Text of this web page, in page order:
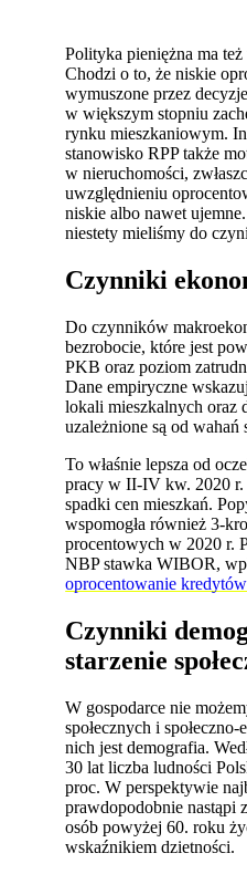
Polityka pieniężna ma
Chodzi o to, że niskie
wymuszone przez
w większym stopniu
rynku mieszkaniowym.
stanowisko RPP także
w nieruchomości,
uwzględnieniu
niskie albo nawet
niestety mieliśmy do
Czynniki
Do czynników
bezrobocie, które jest
PKB oraz poziom
Dane empiryczne
lokali mieszkalnych oraz
uzależnione są od wahań
To właśnie lepsza od
pracy w II-IV kw. 2020 r.
spadki cen mieszkań.
wspomogła również 3-
procentowych w 2020 r.
NBP stawka WIBOR,
oprocentowanie
Czynniki
starzenie
W gospodarce nie
społecznych i
nich jest demografia.
30 lat liczba ludności
proc. W perspektywie
prawdopodobnie nastąpi
osób powyżej 60. roku
wskaźnikiem dzietności.